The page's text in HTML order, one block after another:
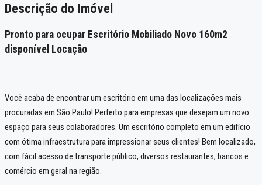
Descrição do Imóvel
Pronto para ocupar Escritório Mobiliado Novo 160m2
disponível Locação
Você acaba de encontrar um escritório em uma das localizações mais
procuradas em São Paulo! Perfeito para empresas que desejam um novo
espaço para seus colaboradores. Um escritório completo em um edifício
com ótima infraestrutura para impressionar seus clientes! Bem localizado,
com fácil acesso de transporte público, diversos restaurantes, bancos e
comércio em geral na região.